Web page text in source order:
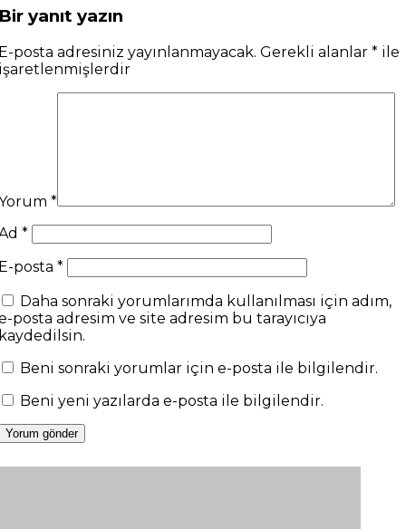
yanıt yazın
posta adresiniz yayınlanmayacak. Gerekli alanlar * ile
*
*
posta *
Daha sonraki yorumlarımda kullanılması için adım,
posta adresim ve site adresim bu tarayıcıya
Beni sonraki yorumlar için e-posta ile bilgilendir.
Beni yeni yazılarda e-posta ile bilgilendir.